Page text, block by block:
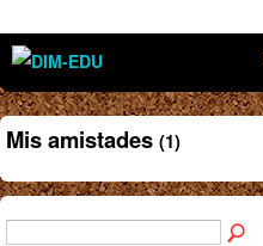
Mis amistades (1)